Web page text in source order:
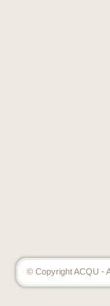
© Copyright ACQU -